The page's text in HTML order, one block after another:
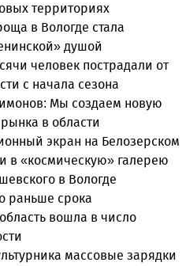
территориях
в Вологде стала
душой
человек пострадали от
с начала сезона
Мы создаем новую
в области
экран на Белозерском
в «космическую» галерею
в Вологде
раньше срока
вошла в число
массовые зарядки